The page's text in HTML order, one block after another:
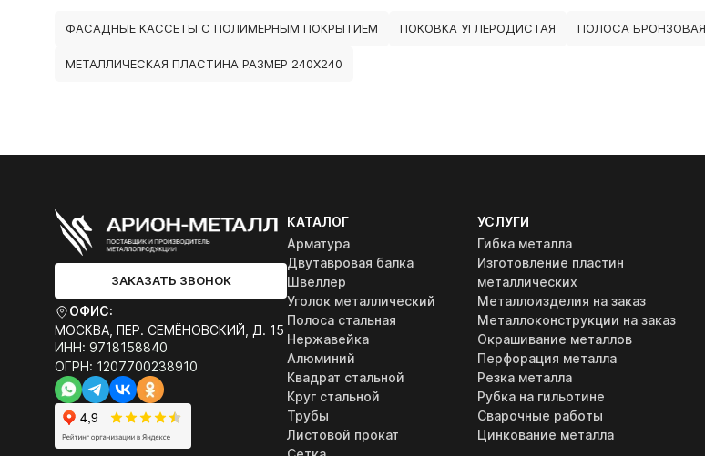
ФАСАДНЫЕ КАССЕТЫ С ПОЛИМЕРНЫМ ПОКРЫТИЕМ ПОКОВКА УГЛЕРОДИСТАЯ ПОЛОСА БРОНЗОВАЯ
МЕТАЛЛИЧЕСКАЯ ПЛАСТИНА РАЗМЕР 240Х240
ЗАКАЗАТЬ ЗВОНОК
ОФИС:
МОСКВА, ПЕР. СЕМЁНОВСКИЙ, Д. 15
ИНН: 9718158840
ОГРН: 1207700238910
КАТАЛОГ
Арматура
Двутавровая балка
Швеллер
Уголок металлический
Полоса стальная
Нержавейка
Алюминий
Квадрат стальной
Круг стальной
Трубы
Листовой прокат
УСЛУГИ
Гибка металла
Изготовление пластин
металлических
Металлоизделия на заказ
Металлоконструкции на заказ
Окрашивание металлов
Перфорация металла
Резка металла
Рубка на гильотине
Сварочные работы
Цинкование металла